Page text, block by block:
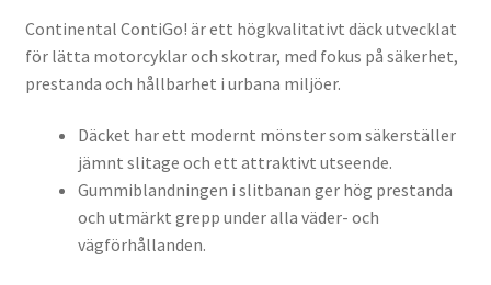
Continental ContiGo! är ett högkvalitativt däck utvecklat
för lätta motorcyklar och skotrar, med fokus på säkerhet,
prestanda och hållbarhet i urbana miljöer.
Däcket har ett modernt mönster som säkerställer
jämnt slitage och ett attraktivt utseende.
Gummiblandningen i slitbanan ger hög prestanda
och utmärkt grepp under alla väder- och
vägförhållanden.